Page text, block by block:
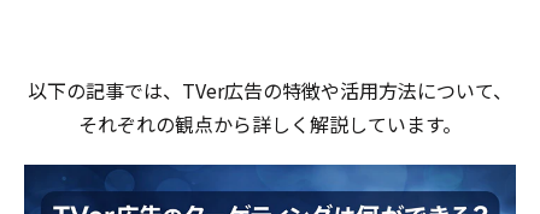
以下の記事では、TVer広告の特徴や活用方法について、
それぞれの観点から詳しく解説しています。